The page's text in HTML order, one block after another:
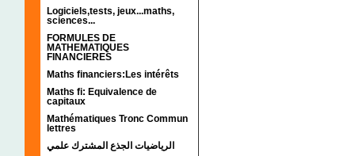
Logiciels,tests, jeux...maths,
sciences...
FORMULES DE
MATHEMATIQUES
FINANCIERES
Maths financiers:Les intérêts
Maths fi: Equivalence de
capitaux
Mathématiques Tronc Commun
lettres
الرياضيات الجذع المشترك علمي